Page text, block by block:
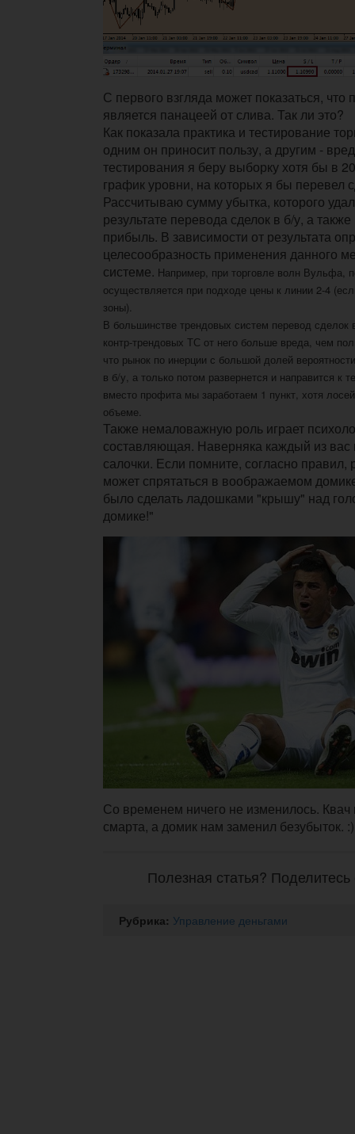
С первого взгляда может показаться, что
является панацеей от слива. Так ли это?
Как показала практика и тестирование
одним он приносит пользу, а другим -
тестирования я беру выборку хотя бы в
график уровни, на которых я бы перевел
Рассчитываю сумму убытка, которого
результате перевода сделок в б/у, а
прибыль. В зависимости от результата
целесообразность применения данного
системе. Например, при торговле волн Вульфа,
осуществляется при подходе цены к линии 2-4
зоны).
В большинстве трендовых систем перевод
контр-трендовых ТС от него больше вреда, чем
что рынок по инерции с большой долей
в б/у, а только потом развернется и направится к
вместо профита мы заработаем 1 пункт, хотя
объеме.
Также немаловажную роль играет
составляющая. Наверняка каждый из вас
салочки. Если помните, согласно правил,
может спрятаться в воображаемом
было сделать ладошками "крышу" над
домике!"
Со временем ничего не изменилось. Квач
смарта, а домик нам заменил безубыток. :)
Полезная статья?
Рубрика: Управление деньгами